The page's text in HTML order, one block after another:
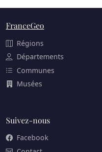
FranceGeo
Régions
Départements
Communes
Musées
Suivez-nous
Facebook